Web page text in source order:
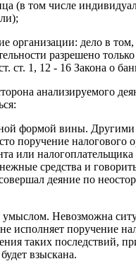
(в том числе
организации: дело в
разрешено
ст. 1, 12 - 16 Закона о
анализируемого
формой вины. Другими
поручение налогового
или
средства и
деяние по
Невозможна
исполняет поручение
таких последствий,
взыскана.